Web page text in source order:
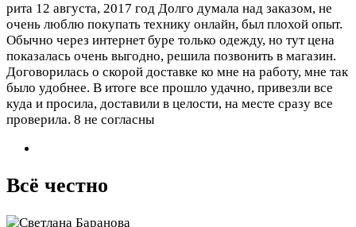
рита 12 августа, 2017 год Долго думала над заказом, не
очень люблю покупать технику онлайн, был плохой опыт.
Обычно через интернет буре только одежду, но тут цена
показалась очень выгодно, решила позвонить в магазин.
Договорилась о скорой доставке ко мне на работу, мне так
было удобнее. В итоге все прошло удачно, привезли все
куда и просила, доставили в целости, на месте сразу все
проверила. 8 не согласны
Всё честно